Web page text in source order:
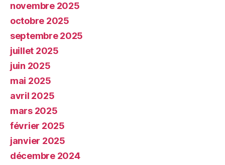
novembre 2025
octobre 2025
septembre 2025
juillet 2025
juin 2025
mai 2025
avril 2025
mars 2025
février 2025
janvier 2025
décembre 2024